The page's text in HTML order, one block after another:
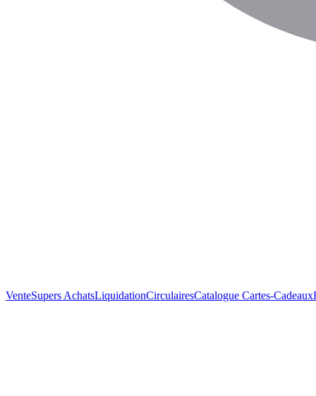
VenteSupers AchatsLiquidationCirculairesCatalogue Cartes-Cadeaux